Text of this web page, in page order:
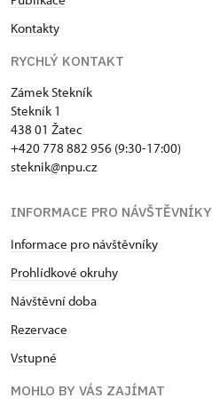
Kontakty
RYCHLÝ KONTAKT
Zámek Stekník
Stekník 1
438 01 Žatec
+420 778 882 956 (9:30-17:00)
steknik@npu.cz
INFORMACE PRO NÁVŠTĚVNÍKY
Informace pro návštěvníky
Prohlídkové okruhy
Návštěvní doba
Rezervace
Vstupné
MOHLO BY VÁS ZAJÍMAT